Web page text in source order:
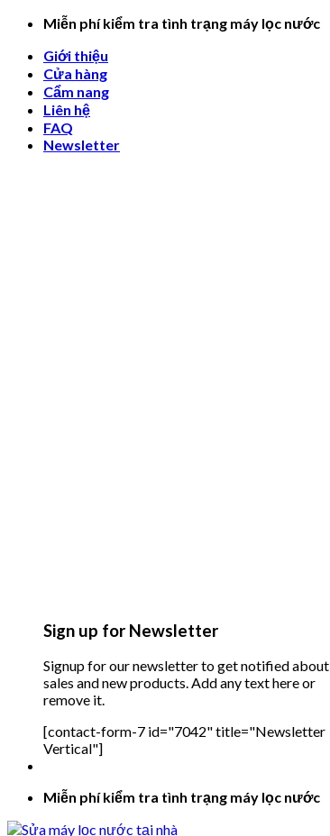
Skip
content
Miễn phí kiểm tra tình trạng máy lọc nước
Giới thiệu
Cửa hàng
Cẩm nang
Liên hệ
FAQ
Newsletter
Sign up for Newsletter
Signup for our newsletter to get notified about
sales and new products. Add any text here or
remove it.
[contact-form-7 id="7042" title="Newsletter
Vertical"]
Miễn phí kiểm tra tình trạng máy lọc nước